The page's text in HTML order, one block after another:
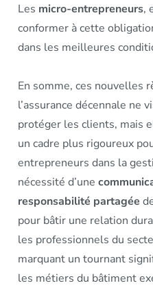
Les micro-entrepreneurs,
conformer à cette
dans les meilleures
En somme, ces nouvelles
l’assurance décennale ne
protéger les clients, mais
un cadre plus rigoureux
entrepreneurs dans la
nécessité d’une
responsabilité partagée
pour bâtir une relation
les professionnels du
marquant un tournant
les métiers du bâtiment